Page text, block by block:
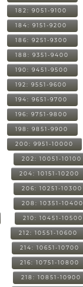
182: 9051-9100
184: 9151-9200
186: 9251-9300
188: 9351-9400
190: 9451-9500
192: 9551-9600
194: 9651-9700
196: 9751-9800
198: 9851-9900
200: 9951-10000
202: 10051-10100
204: 10151-10200
206: 10251-10300
208: 10351-10400
210: 10451-10500
212: 10551-10600
214: 10651-10700
216: 10751-10800
218: 10851-10900